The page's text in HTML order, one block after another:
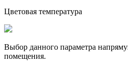
Цветовая температура
Выбор данного параметра
помещения.